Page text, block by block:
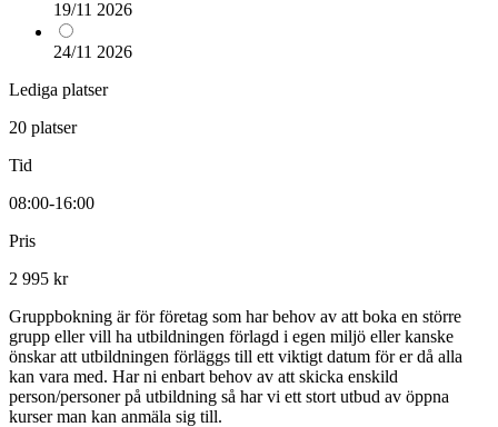
19/11 2026
24/11 2026
Lediga platser
20 platser
Tid
08:00-16:00
Pris
2 995 kr
Gruppbokning är för företag som har behov av att boka en större
grupp eller vill ha utbildningen förlagd i egen miljö eller kanske
önskar att utbildningen förläggs till ett viktigt datum för er då alla
kan vara med. Har ni enbart behov av att skicka enskild
person/personer på utbildning så har vi ett stort utbud av öppna
kurser man kan anmäla sig till.